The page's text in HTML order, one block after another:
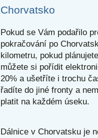
Chorvatsko
Pokud se Vám podařilo
pokračování po
kilometru, pokud
můžete si pořídit
20% a ušetříte i trochu
řadíte do jiné fronty a
platit na každém úseku.
Dálnice v Chorvatsku je